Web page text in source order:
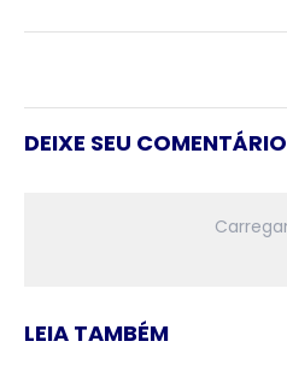
DEIXE SEU COMENTÁRIO
LEIA TAMBÉM